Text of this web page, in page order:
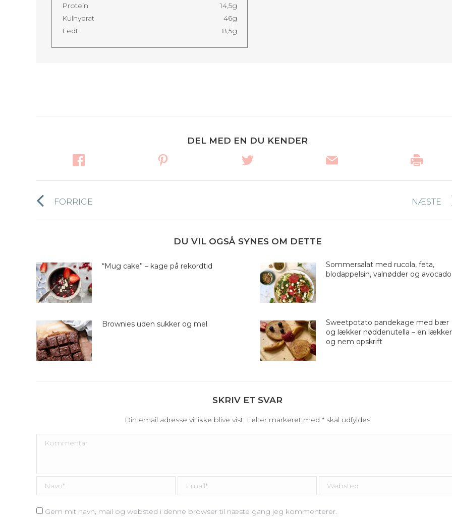
Protein
14,5g
Kulhydrat
46g
Fedt
8,5g
DEL MED EN DU KENDER
FORRIGE
Forrige
nyhed:
NÆSTE
nyhed:
DU VIL OGSÅ SYNES OM DETTE
“Mug cake” – kage på rekordtid
Sommersalat med rucola, feta,
blodappelsin, valnødder og
Brownies uden sukker og mel
Sweetpotato pandekage med bær
og lækker nøddenutella – en lækker
og nem opskrift
SKRIV ET SVAR
Din email adresse vil ikke blive vist. Felter markeret med* skal udfyldes
Kommentar
Navn * Email * Websted
Gem mit navn, mail og websted i denne browser til næste gang jeg kommenterer.